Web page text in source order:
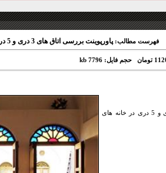
فهرست مطالب: پاورپوینت بررسی اتاق های 3 دری و 5 دری در خانه های سنتی ایران
حجم فایل: 7796 kb
پاورپوینت بررسی اتاق های 3 دری و 5 دری در خانه های